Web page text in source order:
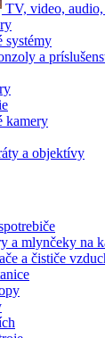
TV, video,
systémy
a
kamery
a objektívy
a mlynčeky na
a čističe